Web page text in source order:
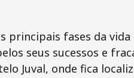
principais fases da
seus sucessos e
Juval, onde fica